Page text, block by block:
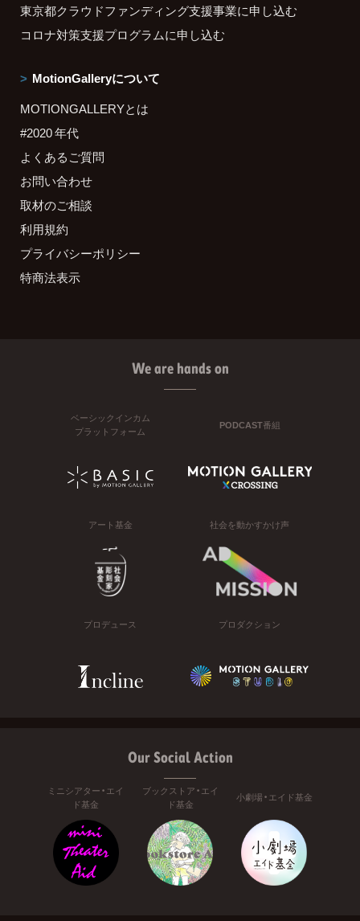
東京都クラウドファンディング支援事業に申し込む
コロナ対策支援プログラムに申し込む
MotionGalleryについて
MOTIONGALLERYとは
#2020 年代
よくあるご質問
お問い合わせ
取材のご相談
利用規約
プライバシーポリシー
特商法表示
We are hands on
ベーシックインカム
プラットフォーム
PODCAST番組
アート基金 社会を動かすかけ声
プロデュース プロダクション
Our Social Action
ミニシアター・エイ
ド基金
ブックストア・エイ
ド基金
小劇場・エイド基金